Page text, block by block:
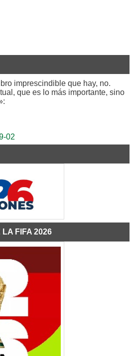
imprescindible que hay, no.
que es lo más importante, sino
FIFA 2026